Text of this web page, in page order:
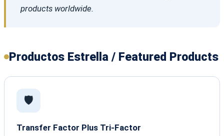
products worldwide.
Productos Estrella / Featured Products
🛡️
Transfer Factor Plus Tri-Factor